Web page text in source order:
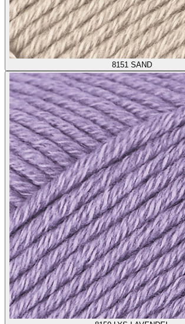
8151 SAND